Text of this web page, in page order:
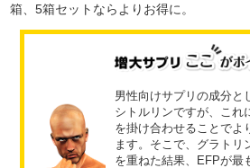
箱、5箱セットならよりお得に。
男性向けサプリの成分と
シトルリンですが、これ
を掛け合わせることでよ
ます。そこで、グラトリ
を重ねた結果、EFPが最